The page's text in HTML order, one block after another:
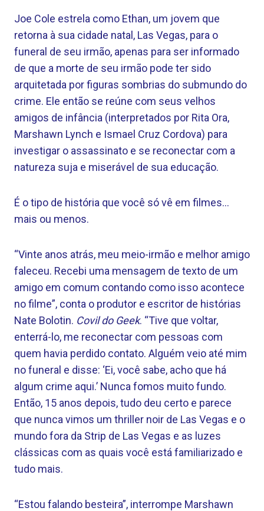
Joe Cole estrela como Ethan, um jovem que
retorna à sua cidade natal, Las Vegas, para o
funeral de seu irmão, apenas para ser informado
de que a morte de seu irmão pode ter sido
arquitetada por figuras sombrias do submundo do
crime. Ele então se reúne com seus velhos
amigos de infância (interpretados por Rita Ora,
Marshawn Lynch e Ismael Cruz Cordova) para
investigar o assassinato e se reconectar com a
natureza suja e miserável de sua educação.
É o tipo de história que você só vê em filmes…
mais ou menos.
“Vinte anos atrás, meu meio-irmão e melhor amigo
faleceu. Recebi uma mensagem de texto de um
amigo em comum contando como isso acontece
no filme”, ​​conta o produtor e escritor de histórias
Nate Bolotin. Covil do Geek. “Tive que voltar,
enterrá-lo, me reconectar com pessoas com
quem havia perdido contato. Alguém veio até mim
no funeral e disse: ‘Ei, você sabe, acho que há
algum crime aqui.’ Nunca fomos muito fundo.
Então, 15 anos depois, tudo deu certo e parece
que nunca vimos um thriller noir de Las Vegas e o
mundo fora da Strip de Las Vegas e as luzes
clássicas com as quais você está familiarizado e
tudo mais.
“Estou falando besteira”, interrompe Marshawn